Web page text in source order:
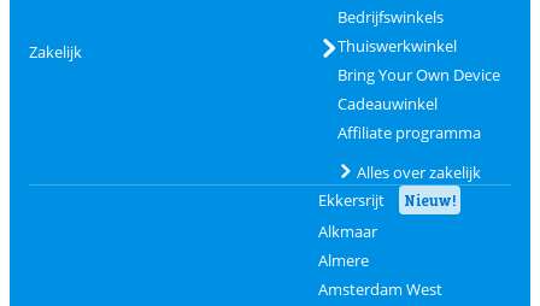
Zakelijk
Bedrijfswinkels
Thuiswerkwinkel
Bring Your Own Device
Cadeauwinkel
Affiliate programma
Alles over zakelijk
Ekkersrijt Nieuw!
Alkmaar
Almere
Amsterdam West